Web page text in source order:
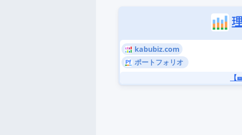
kabubiz.com
ポートフォリオ